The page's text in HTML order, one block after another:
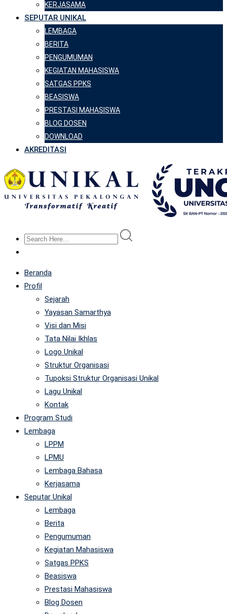
KERJASAMA
SEPUTAR UNIKAL
LEMBAGA
BERITA
PENGUMUMAN
KEGIATAN MAHASISWA
SATGAS PPKS
BEASISWA
PRESTASI MAHASISWA
BLOG DOSEN
DOWNLOAD
AKREDITASI
Beranda
Profil
Sejarah
Yayasan Samarthya
Visi dan Misi
Tata Nilai Ikhlas
Logo Unikal
Struktur Organisasi
Tupoksi Struktur Organisasi Unikal
Lagu Unikal
Kontak
Program Studi
Lembaga
LPPM
LPMU
Lembaga Bahasa
Kerjasama
Seputar Unikal
Lembaga
Berita
Pengumuman
Kegiatan Mahasiswa
Satgas PPKS
Beasiswa
Prestasi Mahasiswa
Blog Dosen